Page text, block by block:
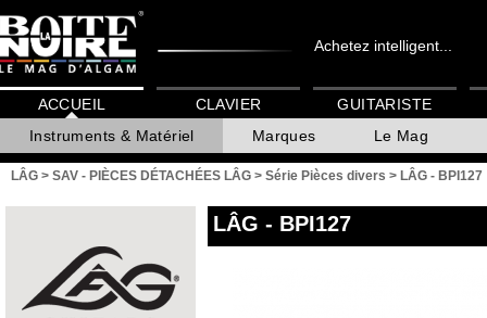
Achetez intelligent...
ACCUEIL
Instruments & Matériel
Marques Le Mag
CLAVIER GUITARISTE
LÂG > SAV - PIÈCES DÉTACHÉES LÂG > Série Pièces divers > LÂG - BPI127
LÂG - BPI127